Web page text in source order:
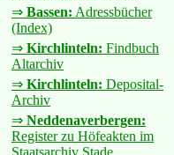
⇒ Bassen: Adressbücher
(Index)
⇒ Kirchlinteln: Findbuch
Altarchiv
⇒ Kirchlinteln: Deposital-
Archiv
⇒ Neddenaverbergen:
Register zu Höfeakten im
Staatsarchiv Stade